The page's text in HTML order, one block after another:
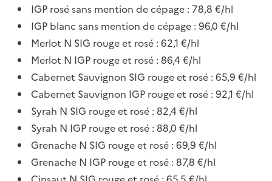
IGP rosé sans mention de cépage : 78,8 €/hl
IGP blanc sans mention de cépage : 96,0 €/hl
Merlot N SIG rouge et rosé : 62,1 €/hl
Merlot N IGP rouge et rosé : 86,4 €/hl
Cabernet Sauvignon SIG rouge et rosé : 65,9 €/hl
Cabernet Sauvignon IGP rouge et rosé : 92,1 €/hl
Syrah N SIG rouge et rosé : 82,4 €/hl
Syrah N IGP rouge et rosé : 88,0 €/hl
Grenache N SIG rouge et rosé : 69,9 €/hl
Grenache N IGP rouge et rosé : 87,8 €/hl